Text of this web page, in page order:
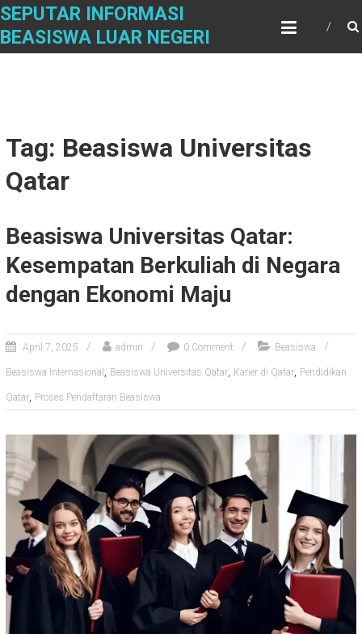
Skip
content
SEPUTAR INFORMASI
BEASISWA LUAR NEGERI
Tag: Beasiswa Universitas
Qatar
Beasiswa Universitas Qatar:
Kesempatan Berkuliah di Negara
dengan Ekonomi Maju
April 7, 2025 admin 0 Comment Beasiswa
Beasiswa Internasional , Beasiswa Universitas Qatar, Karier di Qatar, Pendidikan
Qatar, Proses Pendaftaran Beasiswa